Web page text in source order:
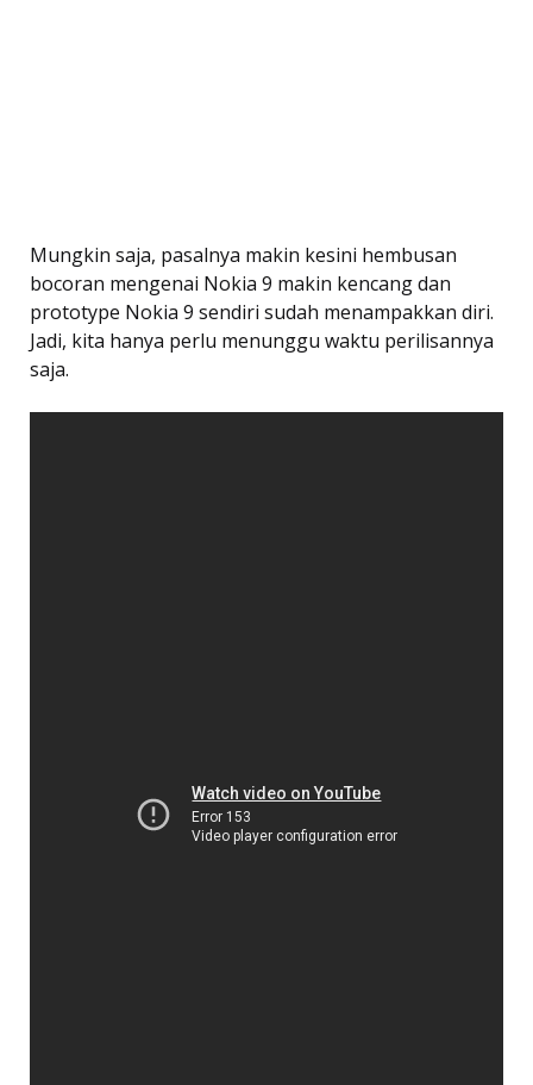
Mungkin saja, pasalnya makin kesini hembusan
bocoran mengenai Nokia 9 makin kencang dan
prototype Nokia 9 sendiri sudah menampakkan diri.
Jadi, kita hanya perlu menunggu waktu perilisannya
saja.